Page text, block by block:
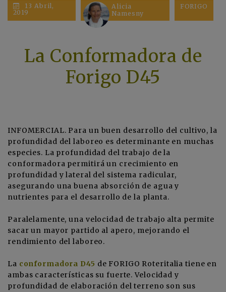
13 Abril,
2019
Alicia
Namesny
FORIGO
La Conformadora de
Forigo D45
INFOMERCIAL. Para un buen desarrollo del cultivo, la
profundidad del laboreo es determinante en muchas
especies. La profundidad del trabajo de la
conformadora permitirá un crecimiento en
profundidad y lateral del sistema radicular,
asegurando una buena absorción de agua y
nutrientes para el desarrollo de la planta.
Paralelamente, una velocidad de trabajo alta permite
sacar un mayor partido al apero, mejorando el
rendimiento del laboreo.
La conformadora D45 de FORIGO Roteritalia tiene en
ambas características su fuerte. Velocidad y
profundidad de elaboración del terreno son sus